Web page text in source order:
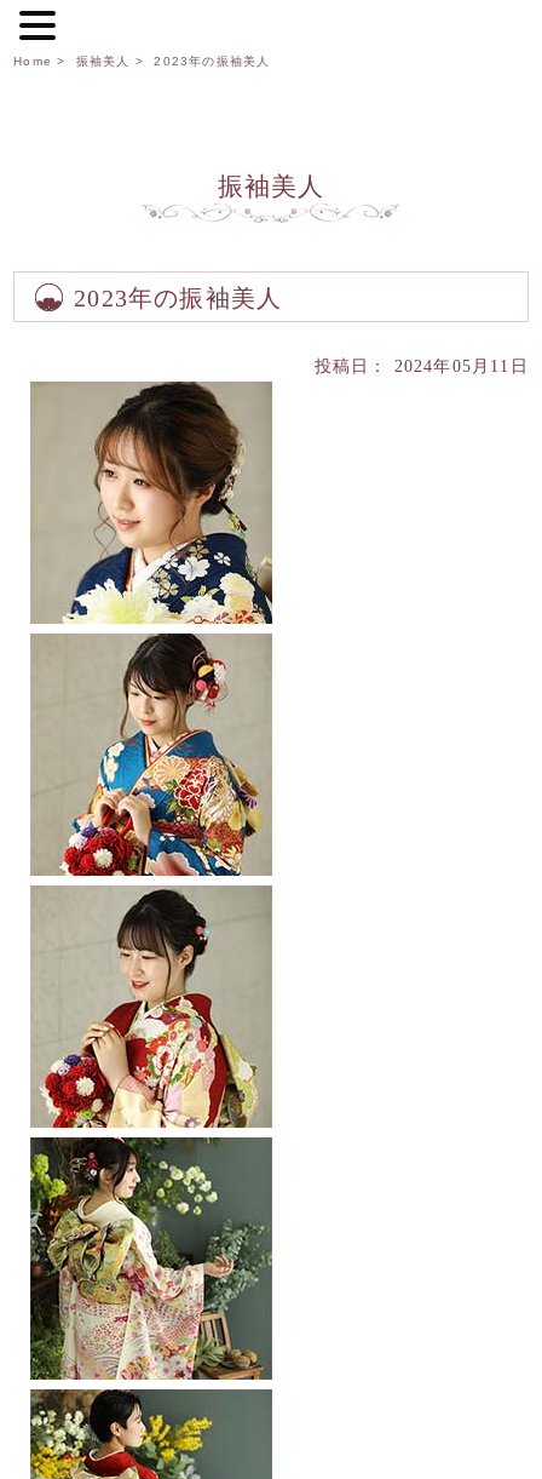
Home > 振袖美人 > 2023年の振袖美人
振袖美人
2023年の振袖美人
投稿日： 2024年05月11日